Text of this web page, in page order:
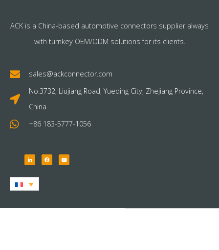
ACK is a China-based automotive connectors supplier always
with turnkey OEM/ODM solutions for its clients.
sales@ackconnector.com
No.3732, Liujiang Road, Yueqing City, Zhejiang Province,
China
+86 183-5777-1056